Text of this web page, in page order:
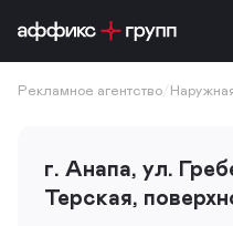
Рекламное агентство
г. Анапа, ул.
Терская,